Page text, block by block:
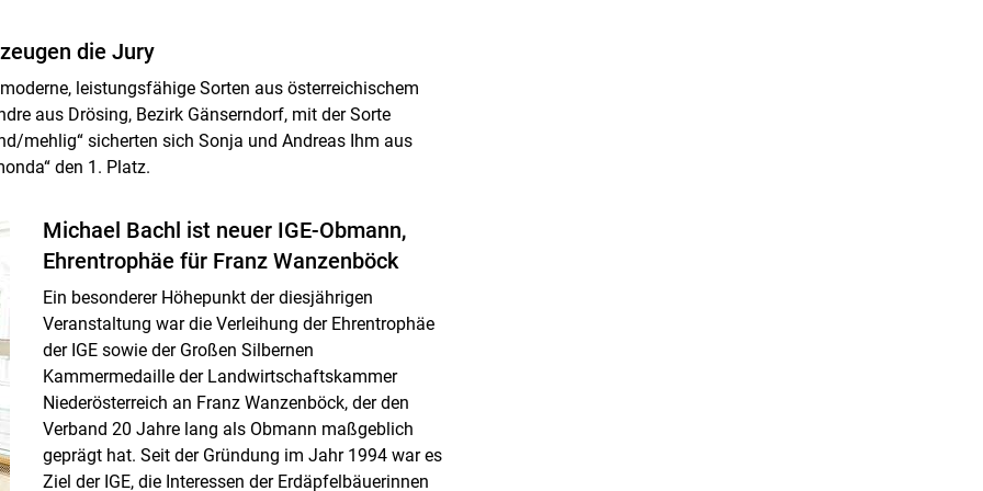
die Jury
leistungsfähige Sorten aus österreichischem
aus Drösing, Bezirk Gänserndorf, mit der Sorte
mehlig“ sicherten sich Sonja und Andreas Ihm aus
den 1. Platz.
Michael Bachl ist neuer IGE-Obmann,
Ehrentrophäe für Franz Wanzenböck
Ein besonderer Höhepunkt der diesjährigen
Veranstaltung war die Verleihung der Ehrentrophäe
der IGE sowie der Großen Silbernen
Kammermedaille der Landwirtschaftskammer
Niederösterreich an Franz Wanzenböck, der den
Verband 20 Jahre lang als Obmann maßgeblich
geprägt hat. Seit der Gründung im Jahr 1994 war es
Ziel der IGE, die Interessen der Erdäpfelbäuerinnen